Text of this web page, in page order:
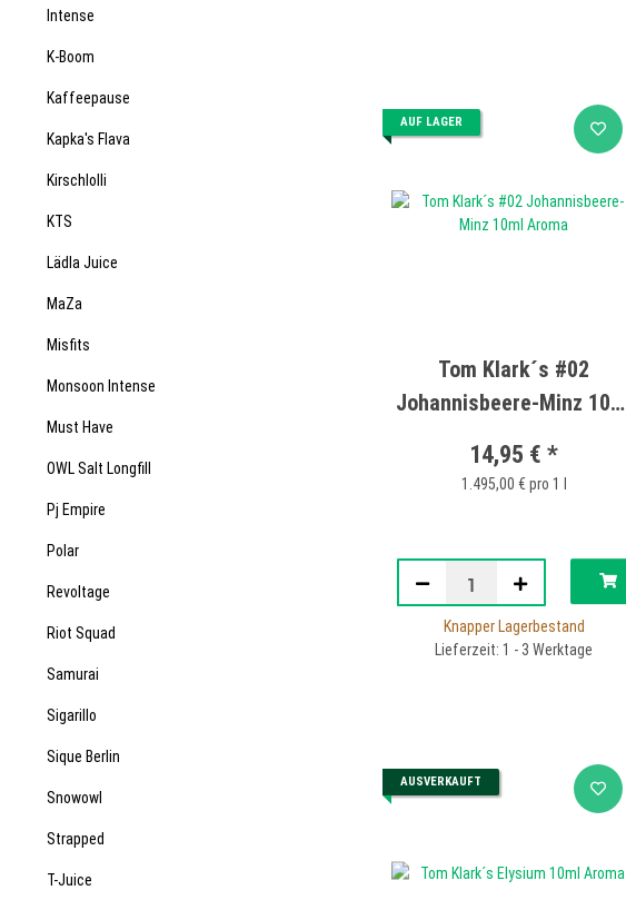
AUF LAGER
Tom Klark´s #02
Johannisbeere-Minz 10ml
14,95 € *
1.495,00 € pro 1 l
Knapper Lagerbestand
Lieferzeit: 1 - 3 Werktage
AUSVERKAUFT
Intense
K-Boom
Kaffeepause
Kapka's Flava
Kirschlolli
KTS
Lädla Juice
MaZa
Misfits
Monsoon Intense
Must Have
OWL Salt Longfill
Pj Empire
Polar
Revoltage
Riot Squad
Samurai
Sigarillo
Sique Berlin
Snowowl
Strapped
T-Juice